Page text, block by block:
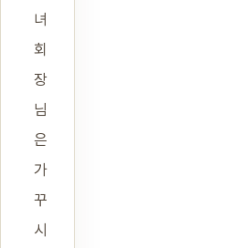
녀
회
장
님
은
가
꾸
시